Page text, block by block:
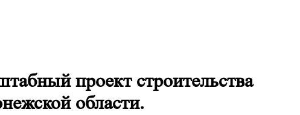
проект строительства
области.